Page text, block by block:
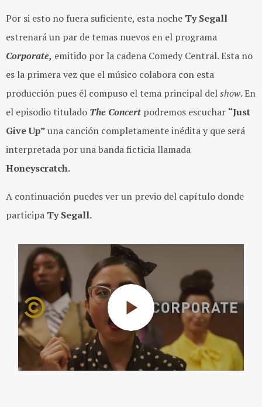
Por si esto no fuera suficiente, esta noche Ty Segall
estrenará un par de temas nuevos en el programa
Corporate, emitido por la cadena Comedy Central. Esta no
es la primera vez que el músico colabora con esta
producción pues él compuso el tema principal delshow. En
el episodio titulado The Concert podremos escuchar “Just
Give Up”una canción completamente inédita y que será
interpretada por una banda ficticia llamada
Honeyscratch.
A continuación puedes ver un previo del capítulo donde
participa Ty Segall.